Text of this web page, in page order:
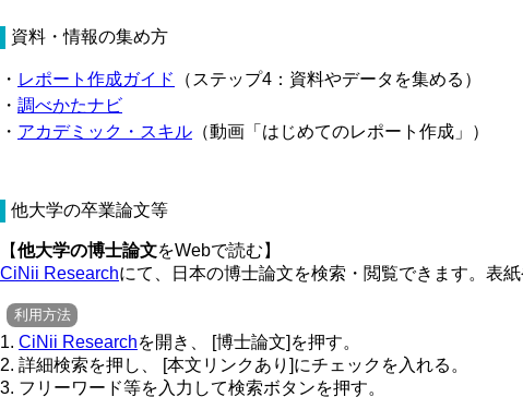
資料・情報の集め方
・ レポート作成ガイド
（ステップ4：資料やデータを集める）
・ 調べかたナビ
・ アカデミック・スキル （動画「はじめてのレポート作成」）
他大学の卒業論文等
【他大学の博士論文をWebで読む】
CiNii Researchにて、日本の博士論文を検索・閲覧できます。表
利用方法
1. CiNii Researchを開き、 [博士論文]を押す。
2. 詳細検索を押し、 [本文リンクあり]にチェックを入れる。
3. フリーワード等を入力して検索ボタンを押す。